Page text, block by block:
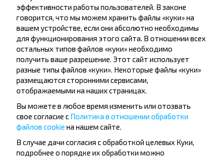
Вопрос - Ответ
Как можно приобрести билеты на
автобус Гомель Ав, ГОМЕЛЬ
ГОМЕЛЬСКАЯ ОБЛ. Беларусь-Кривск,
Буда-Кошелевский р-н ГОМЕЛЬСКАЯ
ОБЛ.?
эффективности работы пользователей. В законе
говорится, что мы можем хранить файлы «куки» на
вашем устройстве, если они абсолютно необходимы
для функционирования этого сайта. В отношении всех
остальных типов файлов «куки» необходимо
получить ваше разрешение. Этот сайт использует
разные типы файлов «куки». Некоторые файлы «куки»
размещаются сторонними сервисами,
отображаемыми на наших страницах.
Вы можете в любое время изменить или отозвать
свое согласие с Политика в отношении обработки
файлов cookie на нашем сайте.
В случае дачи согласия с обработкой целевых Куки,
подробнее о порядке их обработки можно